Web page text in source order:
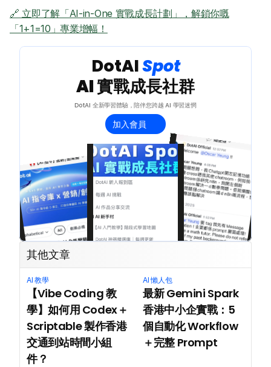
🔗 立即了解「AI-in-One 實戰成長計劃」，解鎖你嘅
「1+1=10」專業增幅！
DotAI Spot
AI 實戰成長社群
DotAI 全新學習體驗，陪伴您跨越 AI 學習迷惘
加入會員
其他文章
AI 教學
【Vibe Coding 教
學】如何用 Codex＋
Scriptable 製作香港
交通到站時間小組
件？
AI 懶人包
最新 Gemini Spark
香港中小企實戰：5
個自動化 Workflow
＋完整 Prompt